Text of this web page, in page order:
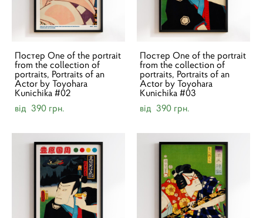
Постер One of the portrait
from the collection of
portraits, Portraits of an
Actor by Toyohara
Kunichika #02
від 390 грн.
Постер One of the portrait
from the collection of
portraits, Portraits of an
Actor by Toyohara
Kunichika #03
від 390 грн.